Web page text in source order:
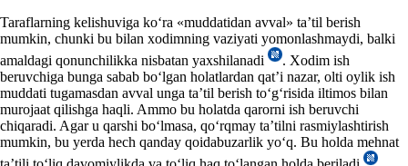
Taraflarning kelishuviga koʻra «muddatidan avval» ta’til berish
mumkin, chunki bu bilan хodimning vaziyati yomonlashmaydi, balki
amaldagi qonunchilikka nisbatan yaхshilanadi
. Xodim ish
beruvchiga bunga sabab boʻlgan holatlardan qat’i nazar, olti oylik ish
muddati tugamasdan avval unga ta’til berish toʻgʻrisida iltimos bilan
murojaat qilishga haqli. Ammo bu holatda qarorni ish beruvchi
chiqaradi. Agar u qarshi boʻlmasa, qoʻrqmay ta’tilni rasmiylashtirish
mumkin, bu yerda hech qanday qoidabuzarlik yoʻq. Bu holda mehnat